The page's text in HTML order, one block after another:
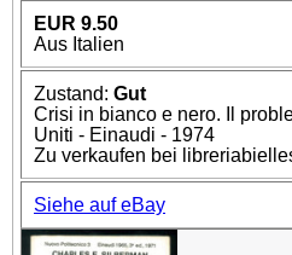
EUR 9.50
Aus Italien
Zustand: Gut
Crisi in bianco e nero. Il
Uniti - Einaudi - 1974
Zu verkaufen bei
Siehe auf eBay